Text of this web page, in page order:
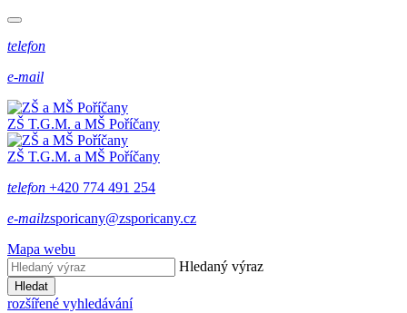
telefon
e-mail
ZŠ T.G.M. a MŠ Poříčany
ZŠ T.G.M. a MŠ Poříčany
telefon +420 774 491 254
e-mailzsporicany@zsporicany.cz
Mapa webu
Hledaný výraz
Hledat
rozšířené vyhledávání